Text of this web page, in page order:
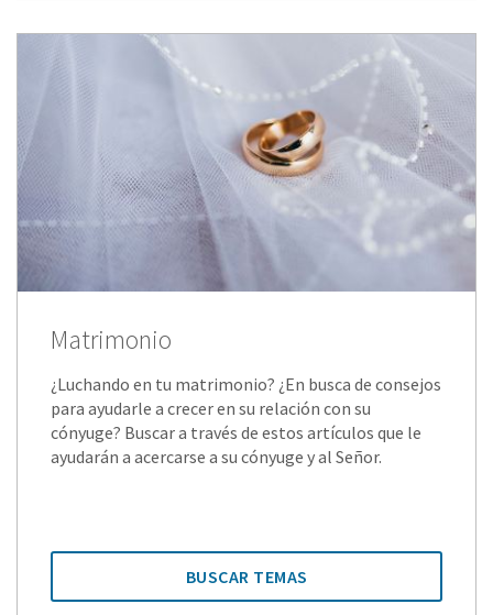
Matrimonio
¿Luchando en tu matrimonio? ¿En busca de consejos
para ayudarle a crecer en su relación con su
cónyuge? Buscar a través de estos artículos que le
ayudarán a acercarse a su cónyuge y al Señor.
BUSCAR TEMAS